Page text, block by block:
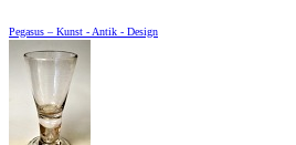
Pegasus – Kunst - Antik - Design